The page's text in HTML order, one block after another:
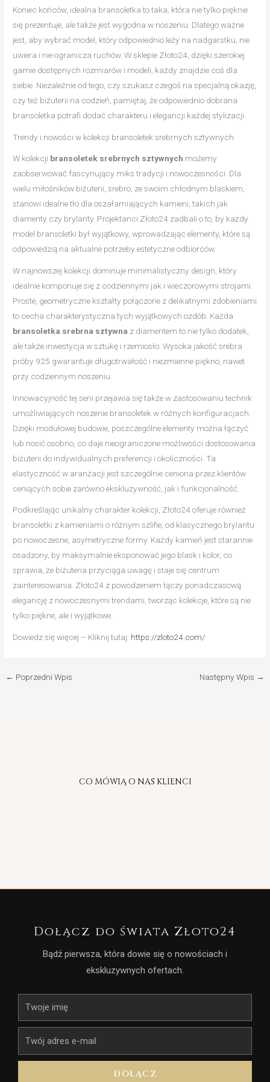
Koniec końców, idealna bransoletka to taka, która nie tylko pięknie
się prezentuje, ale także jest wygodna w noszeniu. Dlatego ważne
jest, aby wybrać model, który odpowiednio leży na nadgarstku, nie
uwiera i nie ogranicza ruchów. W sklepie Złoto24, dzięki szerokiej
gamie dostępnych rozmiarów i modeli, każdy znajdzie coś dla
siebie. Niezależnie od tego, czy szukasz czegoś na specjalną okazję,
czy też biżuterii na codzień, pamiętaj, że odpowiednio dobrana
bransoletka potrafi dodać charakteru i elegancji każdej stylizacji.
Trendy i nowości w kolekcji bransoletek srebrnych sztywnych
W kolekcji bransoletek srebrnych sztywnych możemy
zaobserwować fascynujący miks tradycji i nowoczesności. Dla
wielu miłośników biżuterii, srebro, ze swoim chłodnym blaskiem,
stanowi idealne tło dla oszałamiających kamieni, takich jak
diamenty czy brylanty. Projektanci Złoto24 zadbali o to, by każdy
model bransoletki był wyjątkowy, wprowadzając elementy, które są
odpowiedzią na aktualne potrzeby estetyczne odbiorców.
W najnowszej kolekcji dominuje minimalistyczny design, który
idealnie komponuje się z codziennymi jak i wieczorowymi strojami.
Proste, geometryczne kształty połączone z delikatnymi zdobieniami
to cecha charakterystyczna tych wyjątkowych ozdób. Każda
bransoletka srebrna sztywna z diamentem to nie tylko dodatek,
ale także inwestycja w sztukę i rzemiosło. Wysoka jakość srebra
próby 925 gwarantuje długotrwałość i niezmienne piękno, nawet
przy codziennym noszeniu.
Innowacyjność tej serii przejawia się także w zastosowaniu technik
umożliwiających noszenie bransoletek w różnych konfiguracjach.
Dzięki modułowej budowie, poszczególne elementy można łączyć
lub nosić osobno, co daje nieograniczone możliwości dostosowania
biżuterii do indywidualnych preferencji i okoliczności. Ta
elastyczność w aranżacji jest szczególnie ceniona przez klientów
ceniących sobie zarówno ekskluzywność, jak i funkcjonalność.
Podkreślając unikalny charakter kolekcji, Złoto24 oferuje również
bransoletki z kamieniami o różnym szlifie, od klasycznego brylantu
po nowoczesne, asymetryczne formy. Każdy kamień jest starannie
osadzony, by maksymalnie eksponować jego blask i kolor, co
sprawia, że biżuteria przyciąga uwagę i staje się centrum
zainteresowania. Złoto24 z powodzeniem łączy ponadczasową
elegancję z nowoczesnymi trendami, tworząc kolekcje, które są nie
tylko piękne, ale i wyjątkowe.
Dowiedz się więcej – Kliknij tutaj: https://zloto24.com/
← Poprzedni Wpis Następny Wpis →
CO MÓWIĄ O NAS KLIENCI
Dołącz do świata Złoto24
Bądź pierwsza, która dowie się o nowościach i
ekskluzywnych ofertach.
DOŁĄCZ